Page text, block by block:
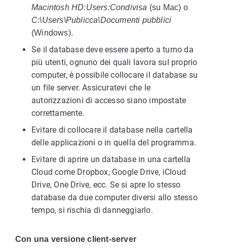
Macintosh HD:Users:Condivisa (su Mac) o
C:\Users\Publicca\Documenti pubblici
(Windows).
Se il database deve essere aperto a turno da
più utenti, ognuno dei quali lavora sul proprio
computer, è possibile collocare il database su
un file server. Assicuratevi che le
autorizzazioni di accesso siano impostate
correttamente.
Evitare di collocare il database nella cartella
delle applicazioni o in quella del programma.
Evitare di aprire un database in una cartella
Cloud come Dropbox, Google Drive, iCloud
Drive, One Drive, ecc. Se si apre lo stesso
database da due computer diversi allo stesso
tempo, si rischia di danneggiarlo.
Con una versione client-server